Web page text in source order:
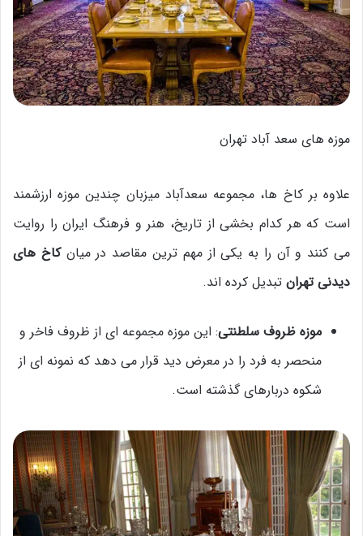
موزه‌ های سعد آباد تهران
علاوه بر کاخ ها، مجموعه سعدآباد میزبان چندین موزه ارزشمند
است که هر کدام بخشی از تاریخ، هنر و فرهنگ ایران را روایت
می کنند و آن را به یکی از مهم ترین مقاصد در میانکاخ های
دیدنی تهران تبدیل کرده اند.
موزه ظروف سلطنتی: این موزه مجموعه ای از ظروف فاخر و
منحصر به فرد را در معرض دید قرار می دهد که نمونه ای از
شکوه دربارهای گذشته است.